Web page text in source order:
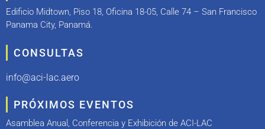
Edificio Midtown, Piso 18, Oficina 18-05, Calle 74 – San Francisco
Panama City, Panamá.
CONSULTAS
info@aci-lac.aero
PRÓXIMOS EVENTOS
Asamblea Anual, Conferencia y Exhibición de ACI-LAC